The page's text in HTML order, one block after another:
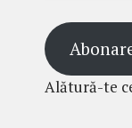
Alătură-te